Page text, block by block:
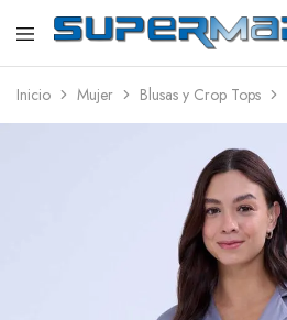
SuperMarkas
Ropa
con
Inicio Mujer Blusas y Crop Tops